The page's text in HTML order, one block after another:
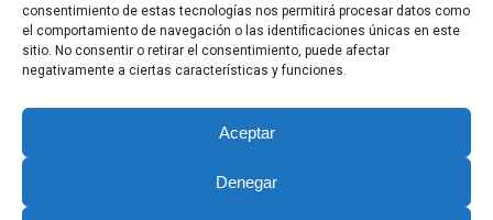
consentimiento de estas tecnologías nos permitirá procesar datos como
el comportamiento de navegación o las identificaciones únicas en este
sitio. No consentir o retirar el consentimiento, puede afectar
negativamente a ciertas características y funciones.
Aceptar
Denegar
Contacto
+34 629 05 09 06
mreula@improconsultores.com